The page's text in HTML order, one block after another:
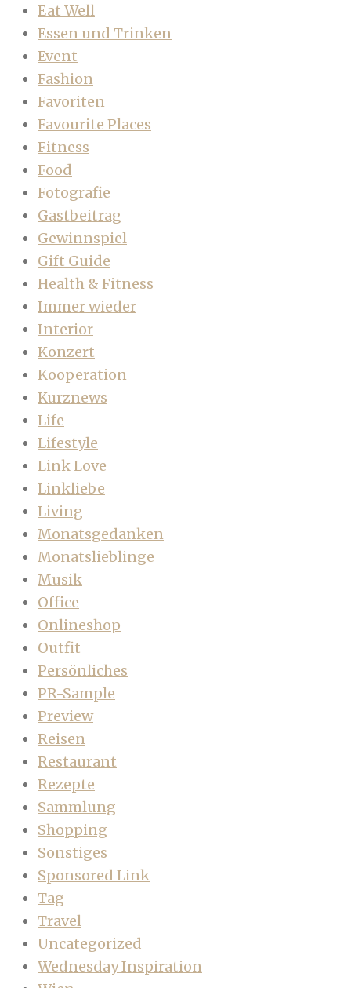
Eat Well
Essen und Trinken
Event
Fashion
Favoriten
Favourite Places
Fitness
Food
Fotografie
Gastbeitrag
Gewinnspiel
Gift Guide
Health & Fitness
Immer wieder
Interior
Konzert
Kooperation
Kurznews
Life
Lifestyle
Link Love
Linkliebe
Living
Monatsgedanken
Monatslieblinge
Musik
Office
Onlineshop
Outfit
Persönliches
PR-Sample
Preview
Reisen
Restaurant
Rezepte
Sammlung
Shopping
Sonstiges
Sponsored Link
Tag
Travel
Uncategorized
Wednesday Inspiration